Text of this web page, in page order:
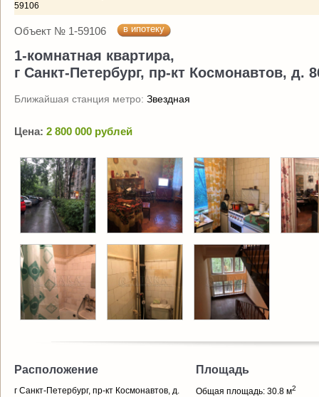
59106
Объект № 1-59106 в ипотеку
1-комнатная квартира,
г Санкт-Петербург, пр-кт Космонавтов, д.
Ближайшая станция метро: Звездная
Цена: 2 800 000 рублей
Расположение
г Санкт-Петербург, пр-кт Космонавтов, д.
Площадь
Общая площадь: 30.8 м2